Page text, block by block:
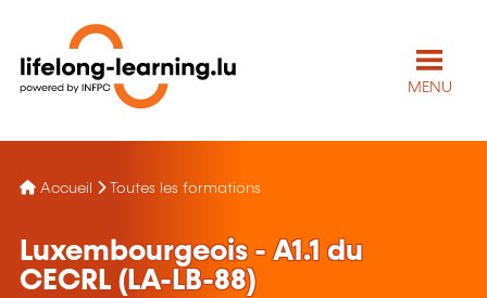
MENU
Accueil Toutes les formations
Luxembourgeois - A1.1 du
CECRL (LA-LB-88)